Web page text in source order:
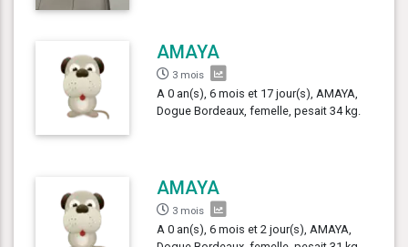
AMAYA
3 mois
A 0 an(s), 6 mois et 17 jour(s), AMAYA,
Dogue Bordeaux, femelle, pesait 34 kg.
AMAYA
3 mois
A 0 an(s), 6 mois et 2 jour(s), AMAYA,